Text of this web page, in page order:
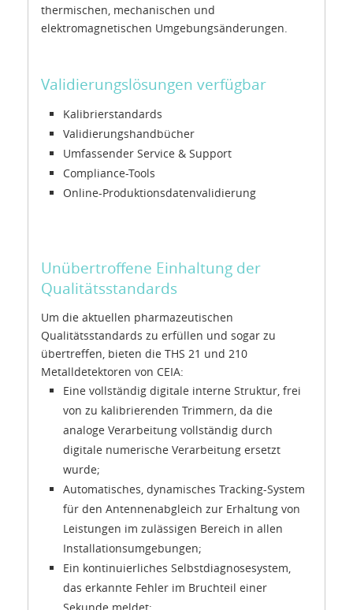
thermischen, mechanischen und
elektromagnetischen Umgebungsänderungen.
Validierungslösungen verfügbar
Kalibrierstandards
Validierungshandbücher
Umfassender Service & Support
Compliance-Tools
Online-Produktionsdatenvalidierung
Unübertroffene Einhaltung der
Qualitätsstandards
Um die aktuellen pharmazeutischen
Qualitätsstandards zu erfüllen und sogar zu
übertreffen, bieten die THS 21 und 210
Metalldetektoren von CEIA:
Eine vollständig digitale interne Struktur, frei
von zu kalibrierenden Trimmern, da die
analoge Verarbeitung vollständig durch
digitale numerische Verarbeitung ersetzt
wurde;
Automatisches, dynamisches Tracking-System
für den Antennenabgleich zur Erhaltung von
Leistungen im zulässigen Bereich in allen
Installationsumgebungen;
Ein kontinuierliches Selbstdiagnosesystem,
das erkannte Fehler im Bruchteil einer